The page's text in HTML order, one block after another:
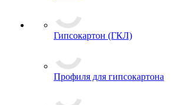
Гипсокартон (ГКЛ)
Профиля для гипсокартона